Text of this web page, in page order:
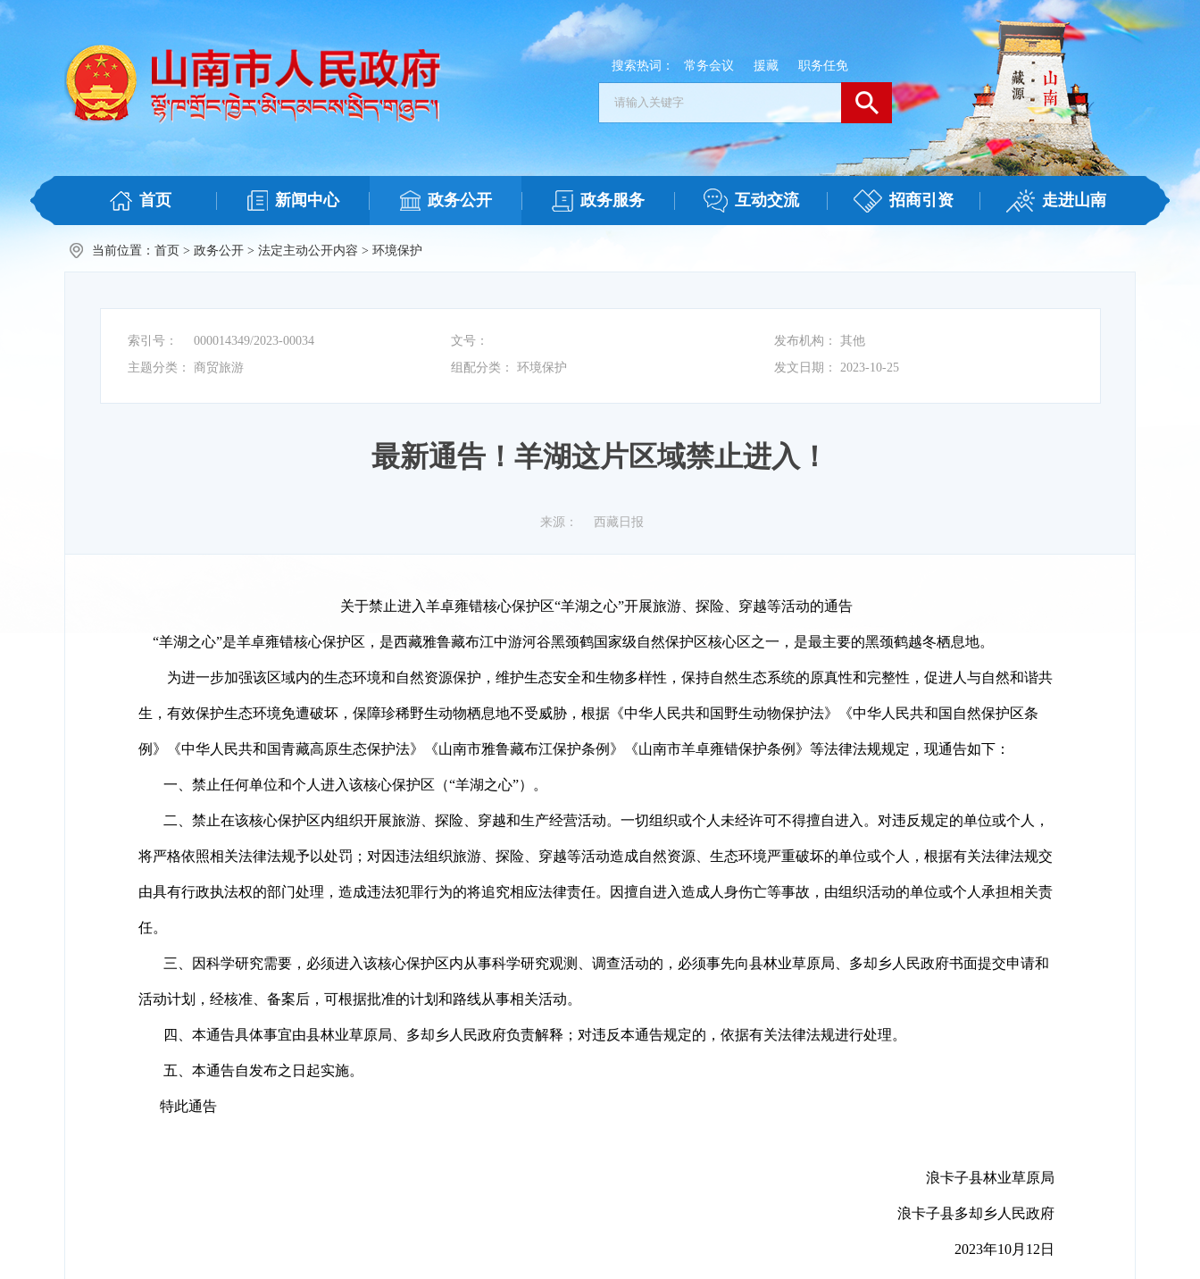
搜索热词： 常务会议 援藏 职务任免
首页 新闻中心 政务公开 政务服务 互动交流 招商引资 走进山南
当前位置： 首页 > 政务公开 > 法定主动公开内容 > 环境保护
索引号： 000014349/2023-00034 文号： 发布机构：
其他
主题分类：
商贸旅游 组配分类： 环境保护 发文日期： 2023-10-25
最新通告！羊湖这片区域禁止进入！
来源： 西藏日报
关于禁止进入羊卓雍错核心保护区“羊湖之心”开展旅游、探险、穿越等活动的通告
“羊湖之心”是羊卓雍错核心保护区，是西藏雅鲁藏布江中游河谷黑颈鹤国家级自然保护区核心区之一，是最主要的黑颈鹤越冬栖息地。
为进一步加强该区域内的生态环境和自然资源保护，维护生态安全和生物多样性，保持自然生态系统的原真性和完整性，促进人与自然和谐共
生，有效保护生态环境免遭破坏，保障珍稀野生动物栖息地不受威胁，根据《中华人民共和国野生动物保护法》《中华人民共和国自然保护区条
例》《中华人民共和国青藏高原生态保护法》《山南市雅鲁藏布江保护条例》《山南市羊卓雍错保护条例》等法律法规规定，现通告如下：
一、禁止任何单位和个人进入该核心保护区（“羊湖之心”）。
二、禁止在该核心保护区内组织开展旅游、探险、穿越和生产经营活动。一切组织或个人未经许可不得擅自进入。对违反规定的单位或个人，
将严格依照相关法律法规予以处罚；对因违法组织旅游、探险、穿越等活动造成自然资源、生态环境严重破坏的单位或个人，根据有关法律法规交
由具有行政执法权的部门处理，造成违法犯罪行为的将追究相应法律责任。因擅自进入造成人身伤亡等事故，由组织活动的单位或个人承担相关责
任。
三、因科学研究需要，必须进入该核心保护区内从事科学研究观测、调查活动的，必须事先向县林业草原局、多却乡人民政府书面提交申请和
活动计划，经核准、备案后，可根据批准的计划和路线从事相关活动。
四、本通告具体事宜由县林业草原局、多却乡人民政府负责解释；对违反本通告规定的，依据有关法律法规进行处理。
五、本通告自发布之日起实施。
特此通告
浪卡子县林业草原局
浪卡子县多却乡人民政府
2023年10月12日